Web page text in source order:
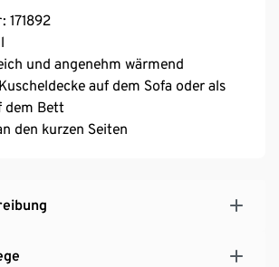
171892
und angenehm wärmend
auf dem Sofa oder als
dem Bett
den kurzen Seiten